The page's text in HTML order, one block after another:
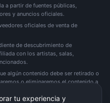
a partir de fuentes públicas,
y anuncios oficiales.
oficiales de venta de
de descubrimiento de
con los artistas, salas,
algún contenido debe ser retirado o
o eliminaremos el contenido a
tu experiencia y